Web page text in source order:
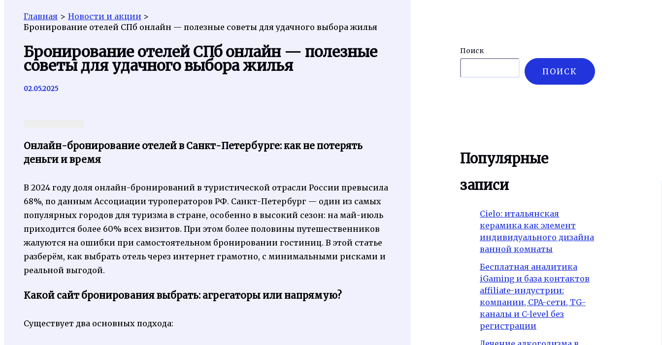
Главная
Новости и акции
Бронирование отелей СПб онлайн — полезные советы для удачного выбора жилья
Бронирование отелей СПб онлайн — полезные
советы для удачного выбора жилья
02.05.2025
Онлайн-бронирование отелей в Санкт-Петербурге: как не потерять
деньги и время
В 2024 году доля онлайн-бронирований в туристической отрасли России превысила
68%, по данным Ассоциации туроператоров РФ. Санкт-Петербург — один из самых
популярных городов для туризма в стране, особенно в высокий сезон: на май-июль
приходится более 60% всех визитов. При этом более половины путешественников
жалуются на ошибки при самостоятельном бронировании гостиниц. В этой статье
разберём, как выбрать отель через интернет грамотно, с минимальными рисками и
реальной выгодой.
Какой сайт бронирования выбрать: агрегаторы или напрямую?
Существует два основных подхода:
Поиск
ПОИСК
Популярные
записи
Cielo: итальянская
керамика как элемент
индивидуального дизайна
ванной комнаты
Бесплатная аналитика
iGaming и база контактов
affiliate-индустрии:
компании, CPA-сети, TG-
каналы и C-level без
регистрации